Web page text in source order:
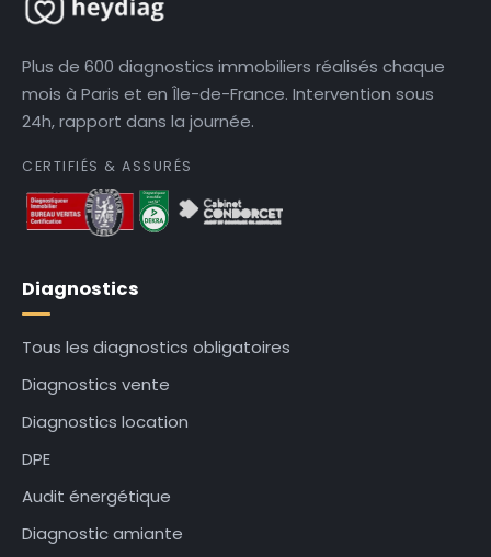
Plus de 600 diagnostics immobiliers réalisés chaque
mois à Paris et en Île-de-France. Intervention sous
24h, rapport dans la journée.
CERTIFIÉS & ASSURÉS
Diagnostics
Tous les diagnostics obligatoires
Diagnostics vente
Diagnostics location
DPE
Audit énergétique
Diagnostic amiante